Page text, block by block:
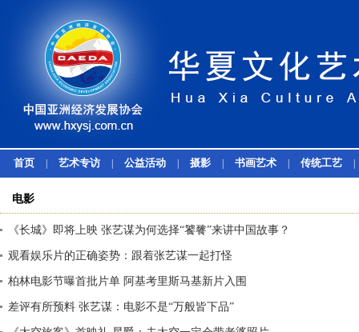
首页 艺术专访 公益活动 摄影 书画艺术 传统工艺
电影
《长城》即将上映 张艺谋为何选择“饕餮”来讲中国故事？
观看娱乐片的正确姿势：跟着张艺谋一起打怪
柏林电影节曝首批片单 阿基考里斯马基新片入围
差评有所预料 张艺谋：电影不是“万般皆下品”